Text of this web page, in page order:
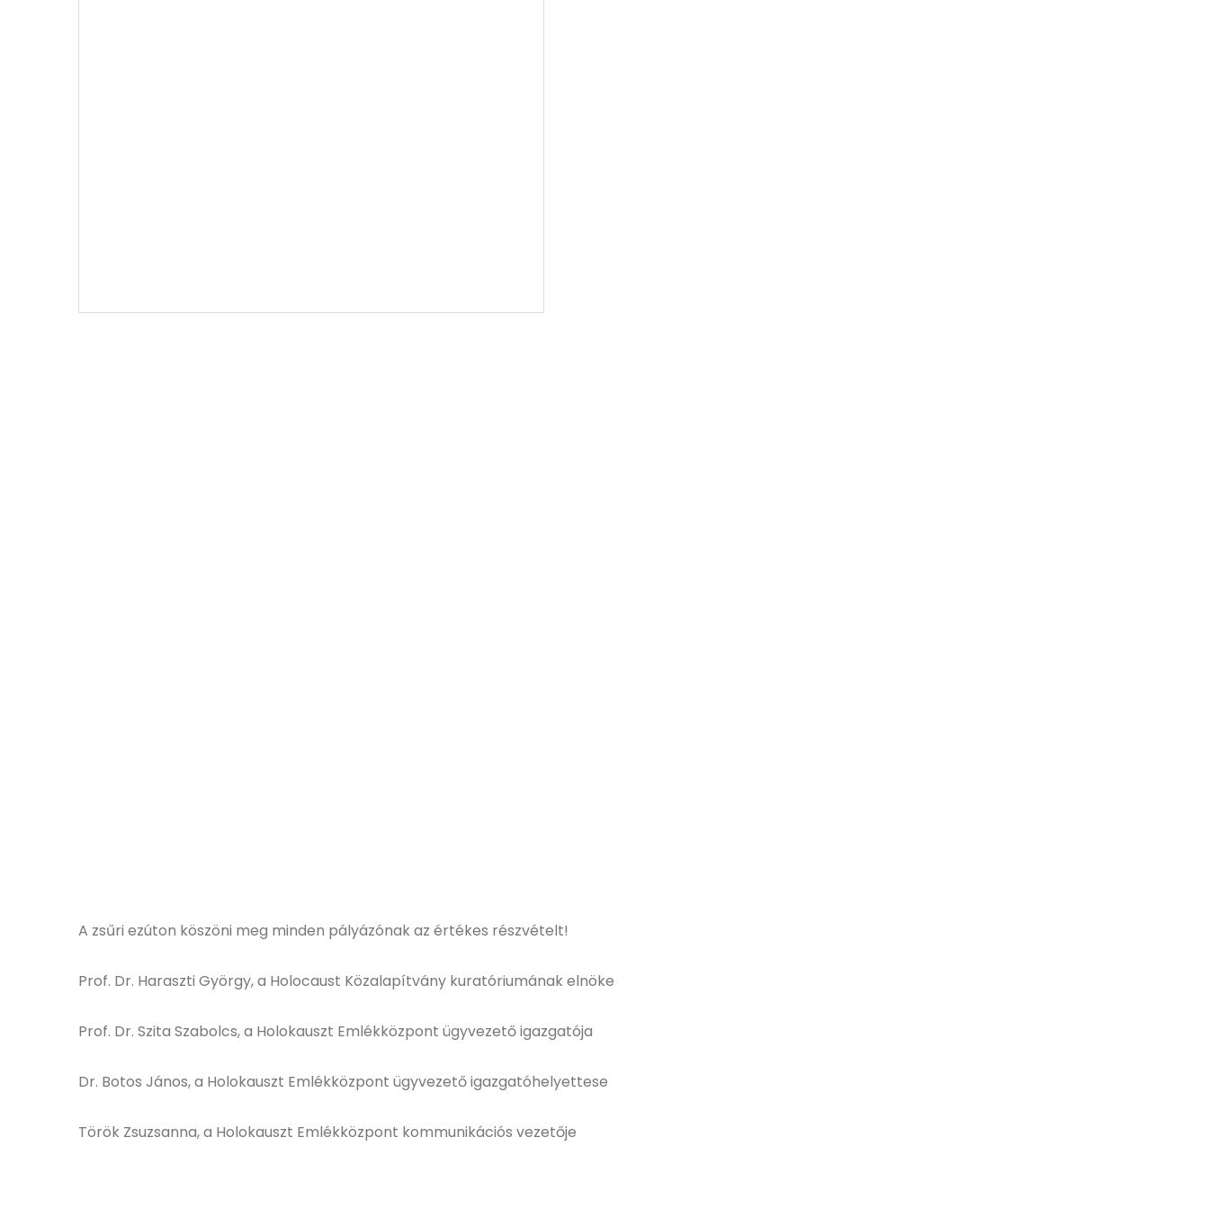
A zsűri ezúton köszöni meg minden pályázónak az értékes részvételt!
Prof. Dr. Haraszti György, a Holocaust Közalapítvány kuratóriumának elnöke
Prof. Dr. Szita Szabolcs, a Holokauszt Emlékközpont ügyvezető igazgatója
Dr. Botos János, a Holokauszt Emlékközpont ügyvezető igazgatóhelyettese
Török Zsuzsanna, a Holokauszt Emlékközpont kommunikációs vezetője